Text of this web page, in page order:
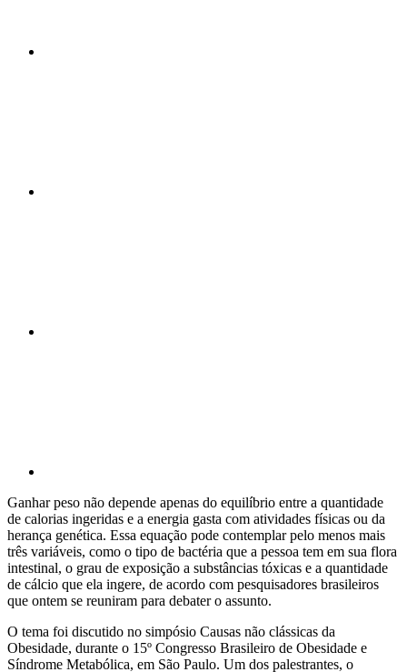
Ganhar peso não depende apenas do equilíbrio entre a quantidade
de calorias ingeridas e a energia gasta com atividades físicas ou da
herança genética. Essa equação pode contemplar pelo menos mais
três variáveis, como o tipo de bactéria que a pessoa tem em sua flora
intestinal, o grau de exposição a substâncias tóxicas e a quantidade
de cálcio que ela ingere, de acordo com pesquisadores brasileiros
que ontem se reuniram para debater o assunto.
O tema foi discutido no simpósio Causas não clássicas da
Obesidade, durante o 15º Congresso Brasileiro de Obesidade e
Síndrome Metabólica, em São Paulo. Um dos palestrantes, o